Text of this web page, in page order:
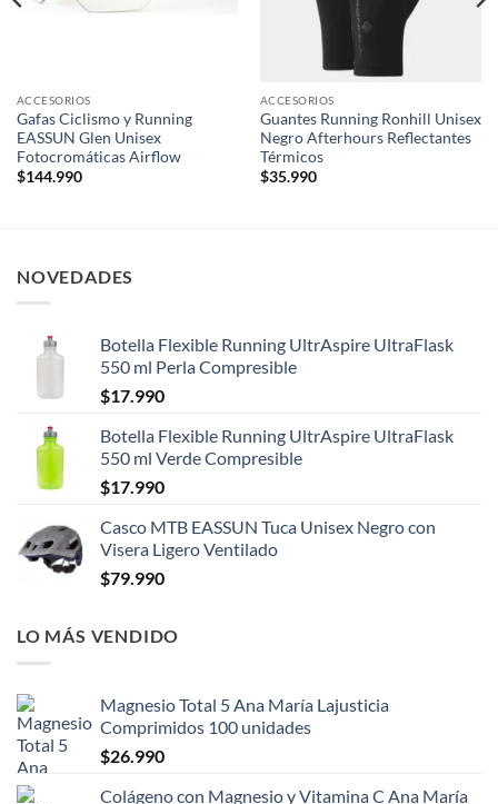
ACCESORIOS
Gafas Ciclismo y Running
EASSUN Glen Unisex
Fotocromáticas Airflow
$144.990
ACCESORIOS
Guantes Running Ronhill Unisex
Negro Afterhours Reflectantes
Térmicos
$35.990
NOVEDADES
Botella Flexible Running UltrAspire UltraFlask
550 ml Perla Compresible
$17.990
Botella Flexible Running UltrAspire UltraFlask
550 ml Verde Compresible
$17.990
Casco MTB EASSUN Tuca Unisex Negro con
Visera Ligero Ventilado
$79.990
LO MÁS VENDIDO
Magnesio Total 5 Ana María Lajusticia
Comprimidos 100 unidades
$26.990
Colágeno con Magnesio y Vitamina C Ana María